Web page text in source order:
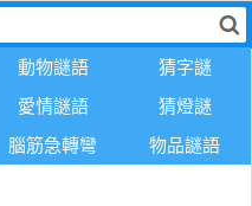
動物謎語
猜字謎
愛情謎語
猜燈謎
腦筋急轉彎 物品謎語